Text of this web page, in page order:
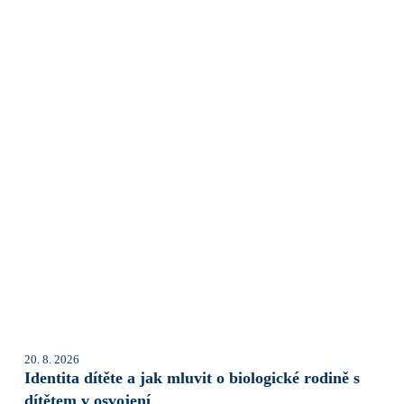
20. 8. 2026
Identita dítěte a jak mluvit o biologické rodině s
dítětem v osvojení